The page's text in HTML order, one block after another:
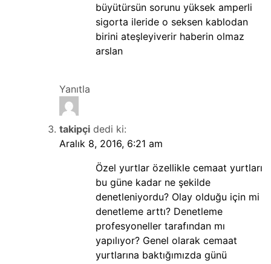
büyütürsün sorunu yüksek amperli
sigorta ileride o seksen kablodan
birini ateşleyiverir haberin olmaz
arslan
Yanıtla
takipçi dedi ki:
Aralık 8, 2016, 6:21 am
Özel yurtlar özellikle cemaat yurtları
bu güne kadar ne şekilde
denetleniyordu? Olay olduğu için mi
denetleme arttı? Denetleme
profesyoneller tarafından mı
yapılıyor? Genel olarak cemaat
yurtlarına baktığımızda günü